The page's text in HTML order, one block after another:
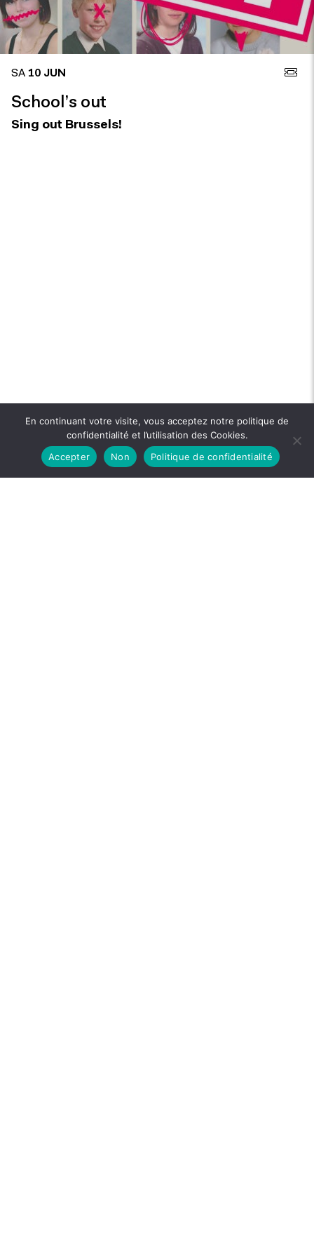
SA 10 JUN
School’s out
Sing out Brussels!
En continuant votre visite, vous acceptez notre politique de
confidentialité et l’utilisation des Cookies.
Accepter
Non Politique de confidentialité